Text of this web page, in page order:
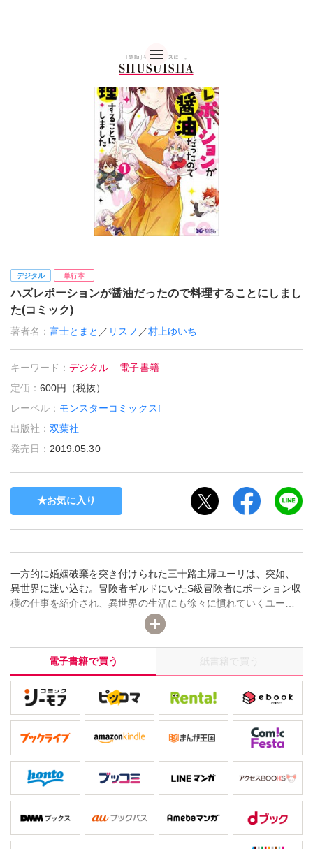
デジタル 単行本
ハズレポーションが醤油だったので料理することにしまし
た(コミック)
著者名：富士とまと ／ リスノ ／村上ゆいち
キーワード：デジタル
電子書籍
定価：600円（税抜）
レーベル： モンスターコミックスf
出版社：双葉社
発売日： 2019.05.30
お気に入り
一方的に婚姻破棄を突き付けられた三十路主婦ユーリは、突如、
異世界に迷い込む。冒険者ギルドにいたS級冒険者にポーション収
穫の仕事を紹介され、異世界の生活にも徐々に慣れていくユーリ
は、収穫したポーションのとんでもない秘密に気付いた。外れだ
と思っていた回復機能のないポーションが、実は醤油だったの
だ。しかも、ハズレポーションで作った料理は補正機能のオマケ
付き! ユーリの料理は異世界の常識を変えてしまうのか? 「小
説家になろう」発、大人気小説をコミカライズ！
電子書籍で買う 紙書籍で買う